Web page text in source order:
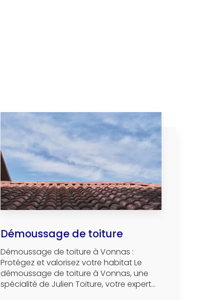
Démoussage de toiture
Démoussage de toiture à Vonnas :
Protégez et valorisez votre habitat Le
démoussage de toiture à Vonnas, une
spécialité de Julien Toiture, votre expert...